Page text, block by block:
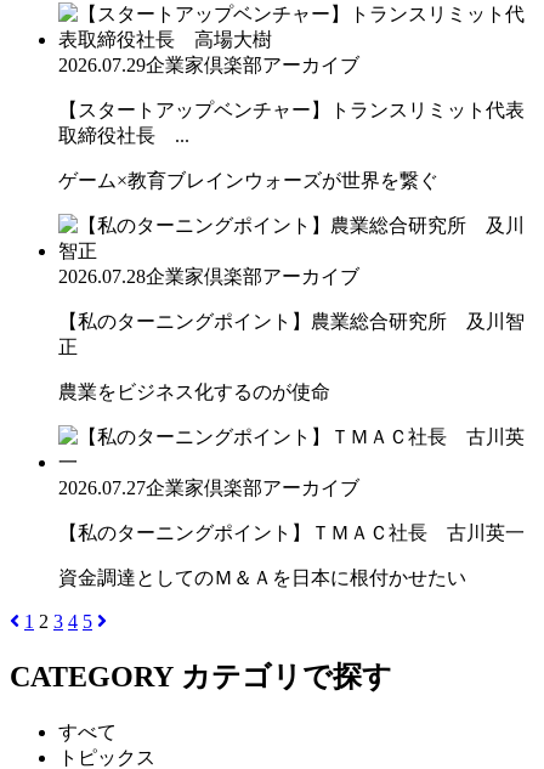
2026.07.29企業家倶楽部アーカイブ
【スタートアップベンチャー】トランスリミット代表
取締役社長 ...
ゲーム×教育ブレインウォーズが世界を繋ぐ
2026.07.28企業家倶楽部アーカイブ
【私のターニングポイント】農業総合研究所 及川智
正
農業をビジネス化するのが使命
2026.07.27企業家倶楽部アーカイブ
【私のターニングポイント】ＴＭＡＣ社長 古川英一
資金調達としてのＭ＆Ａを日本に根付かせたい
1 2 3 4 5
CATEGORY カテゴリで探す
すべて
トピックス